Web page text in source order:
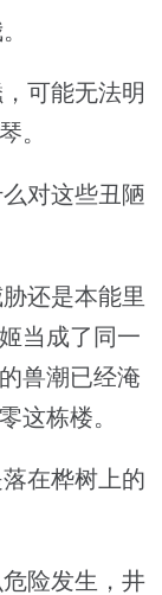
可能无法明
。
对这些丑陋
还是本能里
当成了同一
兽潮已经淹
这栋楼。
在桦树上的
险发生，井